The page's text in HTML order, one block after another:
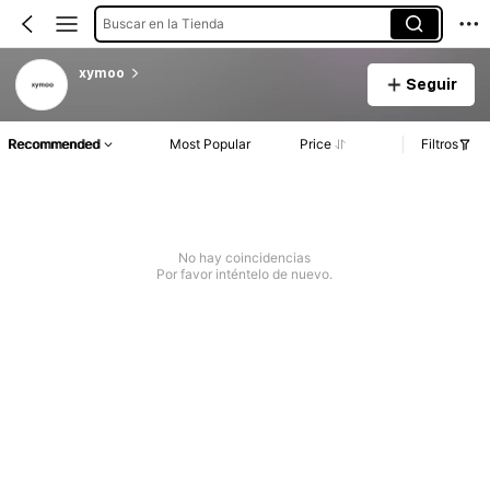
Buscar en la Tienda
xymoo
Seguir
Recommended Most Popular Price Filtros
No hay coincidencias
Por favor inténtelo de nuevo.